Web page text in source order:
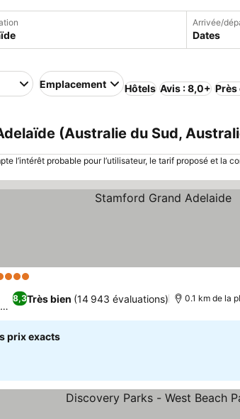
Arrivée/
Dates
Emplacement Hôtels Avis : 8,0+
(Australie du Sud,
l’intérêt probable pour l’utilisateur, le tarif proposé et la
8,3Très bien (14 943 évaluations) 0.1 km de la
prix exacts